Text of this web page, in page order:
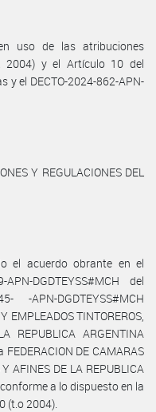
uso de las atribuciones
2004) y el Artículo 10 del
y el DECTO-2024-862-APN-
Y REGULACIONES DEL
el acuerdo obrante en el
DGDTEYSS#MCH del
-APN-DGDTEYSS#MCH
EMPLEADOS TINTOREROS,
REPUBLICA ARGENTINA
DE CAMARAS
AFINES DE LA REPUBLICA
a lo dispuesto en la
(t.o 2004).